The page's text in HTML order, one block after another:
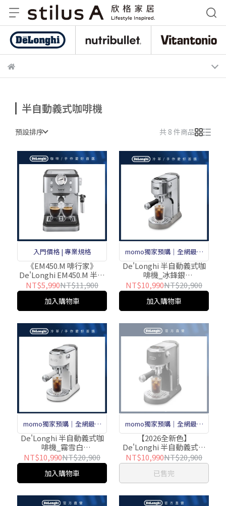
De
半自動義式咖啡機
預設排序 共 8 件商品
入門價格 | 專業規格
《EM450.M 啡行家》
De'Longhi EM450.M 半自
動義式咖啡機
NT$5,990NT$11,900
加入購物車
momo獨家預購｜全網最低
價
De'Longhi 半自動義式咖
啡機_冰鋒銀
(EC890.M/EC890/890)
NT$10,990NT$20,900
加入購物車
momo獨家預購｜全網最低
價
De'Longhi 半自動義式咖
啡機_霧雪白
(EC890.WI/EC890/890)
NT$10,990NT$20,900
加入購物車
momo獨家預購｜全網最低
價
【2026全新色】
De'Longhi 半自動義式咖
啡機_冰魄黑
(EC890BK/EC890/890)
NT$10,990NT$20,900
已售完